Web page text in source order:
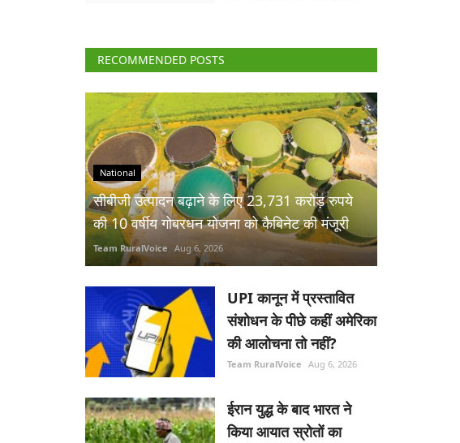
RECOMMENDED POSTS
National
सीबीजी उत्पादन बढ़ाने के लिए 23,731 करोड़ रुपये
की 10 वर्षीय गोबरधन योजना को कैबिनेट की मंजूरी
Team RuralVoice Aug 6, 2026
UPI कानून में प्रस्तावित
संशोधन के पीछे कहीं अमेरिका
की आलोचना तो नहीं?
Team RuralVoice Aug 6, 2026
ईरान युद्ध के बाद भारत ने
किया आयात स्रोतों का